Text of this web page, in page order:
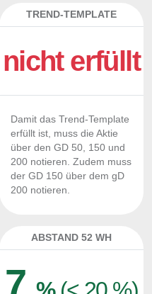
TREND-TEMPLATE
nicht erfüllt
Damit das Trend-Template
erfüllt ist, muss die Aktie
über den GD 50, 150 und
200 notieren. Zudem muss
der GD 150 über dem gD
200 notieren.
ABSTAND 52 WH
7